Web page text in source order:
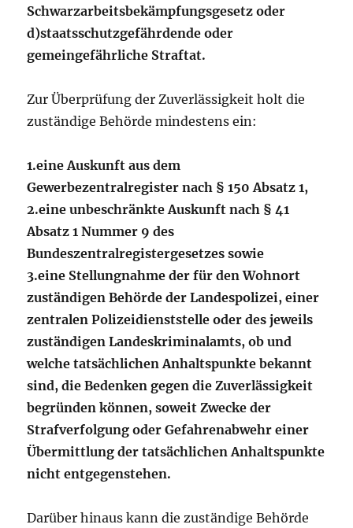
Schwarzarbeitsbekämpfungsgesetz oder
d)staatsschutzgefährdende oder
gemeingefährliche Straftat.
Zur Überprüfung der Zuverlässigkeit holt die
zuständige Behörde mindestens ein:
1.eine Auskunft aus dem
Gewerbezentralregister nach § 150 Absatz 1,
2.eine unbeschränkte Auskunft nach § 41
Absatz 1 Nummer 9 des
Bundeszentralregistergesetzes sowie
3.eine Stellungnahme der für den Wohnort
zuständigen Behörde der Landespolizei, einer
zentralen Polizeidienststelle oder des jeweils
zuständigen Landeskriminalamts, ob und
welche tatsächlichen Anhaltspunkte bekannt
sind, die Bedenken gegen die Zuverlässigkeit
begründen können, soweit Zwecke der
Strafverfolgung oder Gefahrenabwehr einer
Übermittlung der tatsächlichen Anhaltspunkte
nicht entgegenstehen.
Darüber hinaus kann die zuständige Behörde